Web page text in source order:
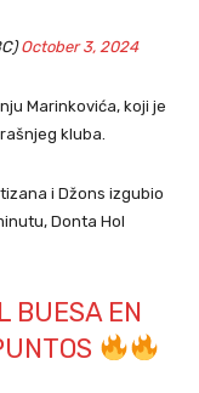
October 3, 2024
Marinkovića, koji je
kluba.
i Džons izgubio
Donta Hol
BUESA EN